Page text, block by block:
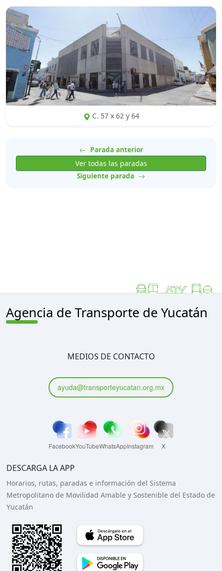
C. 57 x 62 y 64
Parada anterior
Ver todas las paradas
Siguiente parada
Agencia de Transporte de Yucatán
MEDIOS DE CONTACTO
ayuda@transporteyucatan.org.mx
FacebookYouTubeWhatsAppInstagram X
DESCARGA LA APP
Horarios, rutas, paradas e información del Sistema
Metropolitano de Movilidad Amable y Sostenible del Estado de
Yucatán